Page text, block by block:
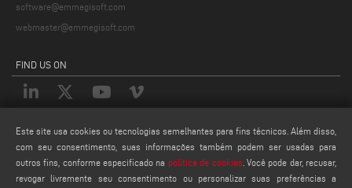
software@emmegisoft.com
webmaster@emmegisoft.com
FIND US ON
LEGALS
PRIVACY POLICY
LEGAL NOTES
Este site usa cookies ou tecnologias semelhantes para fins técnicos. Além disso,
com seu consentimento, suas informações também podem ser usadas para
outros fins, conforme especificado na política de cookies . Você pode dar, recusar,
revogar livremente seu consentimento ou personalizar suas preferências a